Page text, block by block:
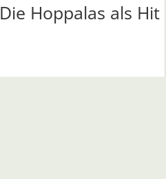
Die Hoppalas als Hit